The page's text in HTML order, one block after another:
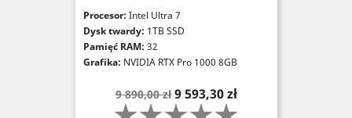
Procesor: Intel Ultra 7
Dysk twardy: 1TB SSD
Pamięć RAM: 32
Grafika: NVIDIA RTX Pro 1000 8GB
Cena
podstawowa
9 890,00 zł Cena
9 593,30 zł